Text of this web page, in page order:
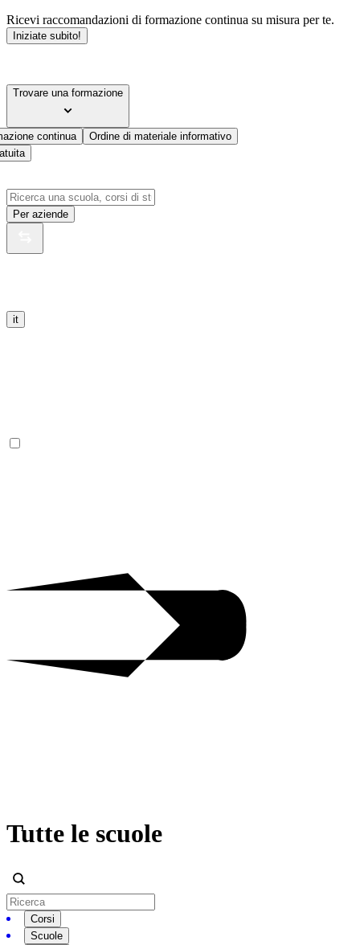
Ricevi raccomandazioni di formazione continua su misura per te.
Iniziate subito!
Trovare una formazione
continua
Ordine di materiale informativo
Per aziende
it
Tutte le scuole
Corsi
Scuole